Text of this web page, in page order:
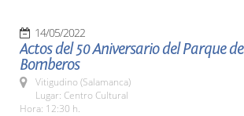
14/05/2022
Actos del 50 Aniversario del Parque de
Bomberos
Vitigudino (Salamanca)
Lugar: Centro Cultural
Hora: 12:30 h.